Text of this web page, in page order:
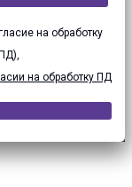
на обработку
на обработку ПД